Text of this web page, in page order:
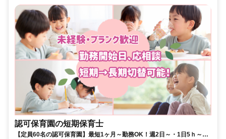
認可保育園の短期保育士
【定員60名の認可保育園】最短1ヶ月～勤務OK！週2日～・1日5ｈ～応